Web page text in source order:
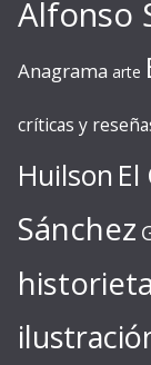
Alfonso
Anagrama arte
críticas y
Huilson
Sánchez